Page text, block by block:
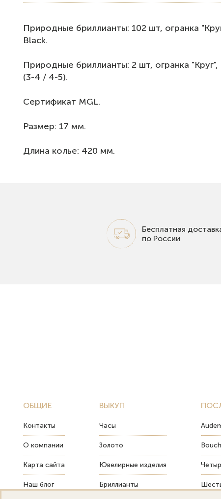
Пpиpодные бриллианты: 102 шт, огранка
Black.
Природные бриллианты: 2 шт, огранка
(3-4 / 4-5).
Сертификат МGL.
Размер: 17 мм.
Длина колье: 420 мм.
Бесплатная
по России
ОБЩИЕ
Контакты
О компании
Карта сайта
Наш блог
ВЫКУП
Часы
Золото
Ювелирные изделия
Бриллианты